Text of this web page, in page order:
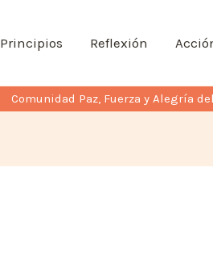
Principios Reflexión
Comunidad Paz, Fuerza y Alegría